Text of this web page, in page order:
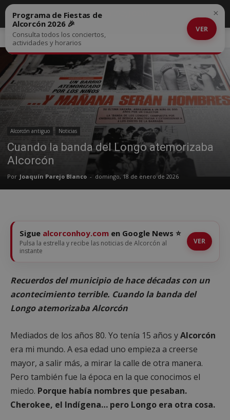
Inicio Alcorcón antiguo
Alcorcón antiguo Noticias
Cuando la banda del Longo atemorizaba
Alcorcón
Por Joaquín Parejo Blanco - domingo, 18 de enero de 2026
Programa de Fiestas de
Alcorcón 2026 🎉
Consulta todos los conciertos,
actividades y horarios
VER
×
Sigue alcorconhoy.com en Google News ⭐
Pulsa la estrella y recibe las noticias de Alcorcón al
instante
VER
Recuerdos del municipio de hace décadas con un
acontecimiento terrible. Cuando la banda del
Longo atemorizaba Alcorcón
Mediados de los años 80. Yo tenía 15 años yAlcorcón
era mi mundo. A esa edad uno empieza a creerse
mayor, a salir más, a mirar la calle de otra manera.
Pero también fue la época en la que conocimos el
miedo. Porque había nombres que pesaban.
Cherokee, el Indígena… pero Longo era otra cosa.